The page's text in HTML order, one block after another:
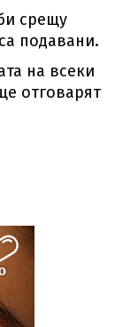
срещу
подавани.
на всеки
отговарят